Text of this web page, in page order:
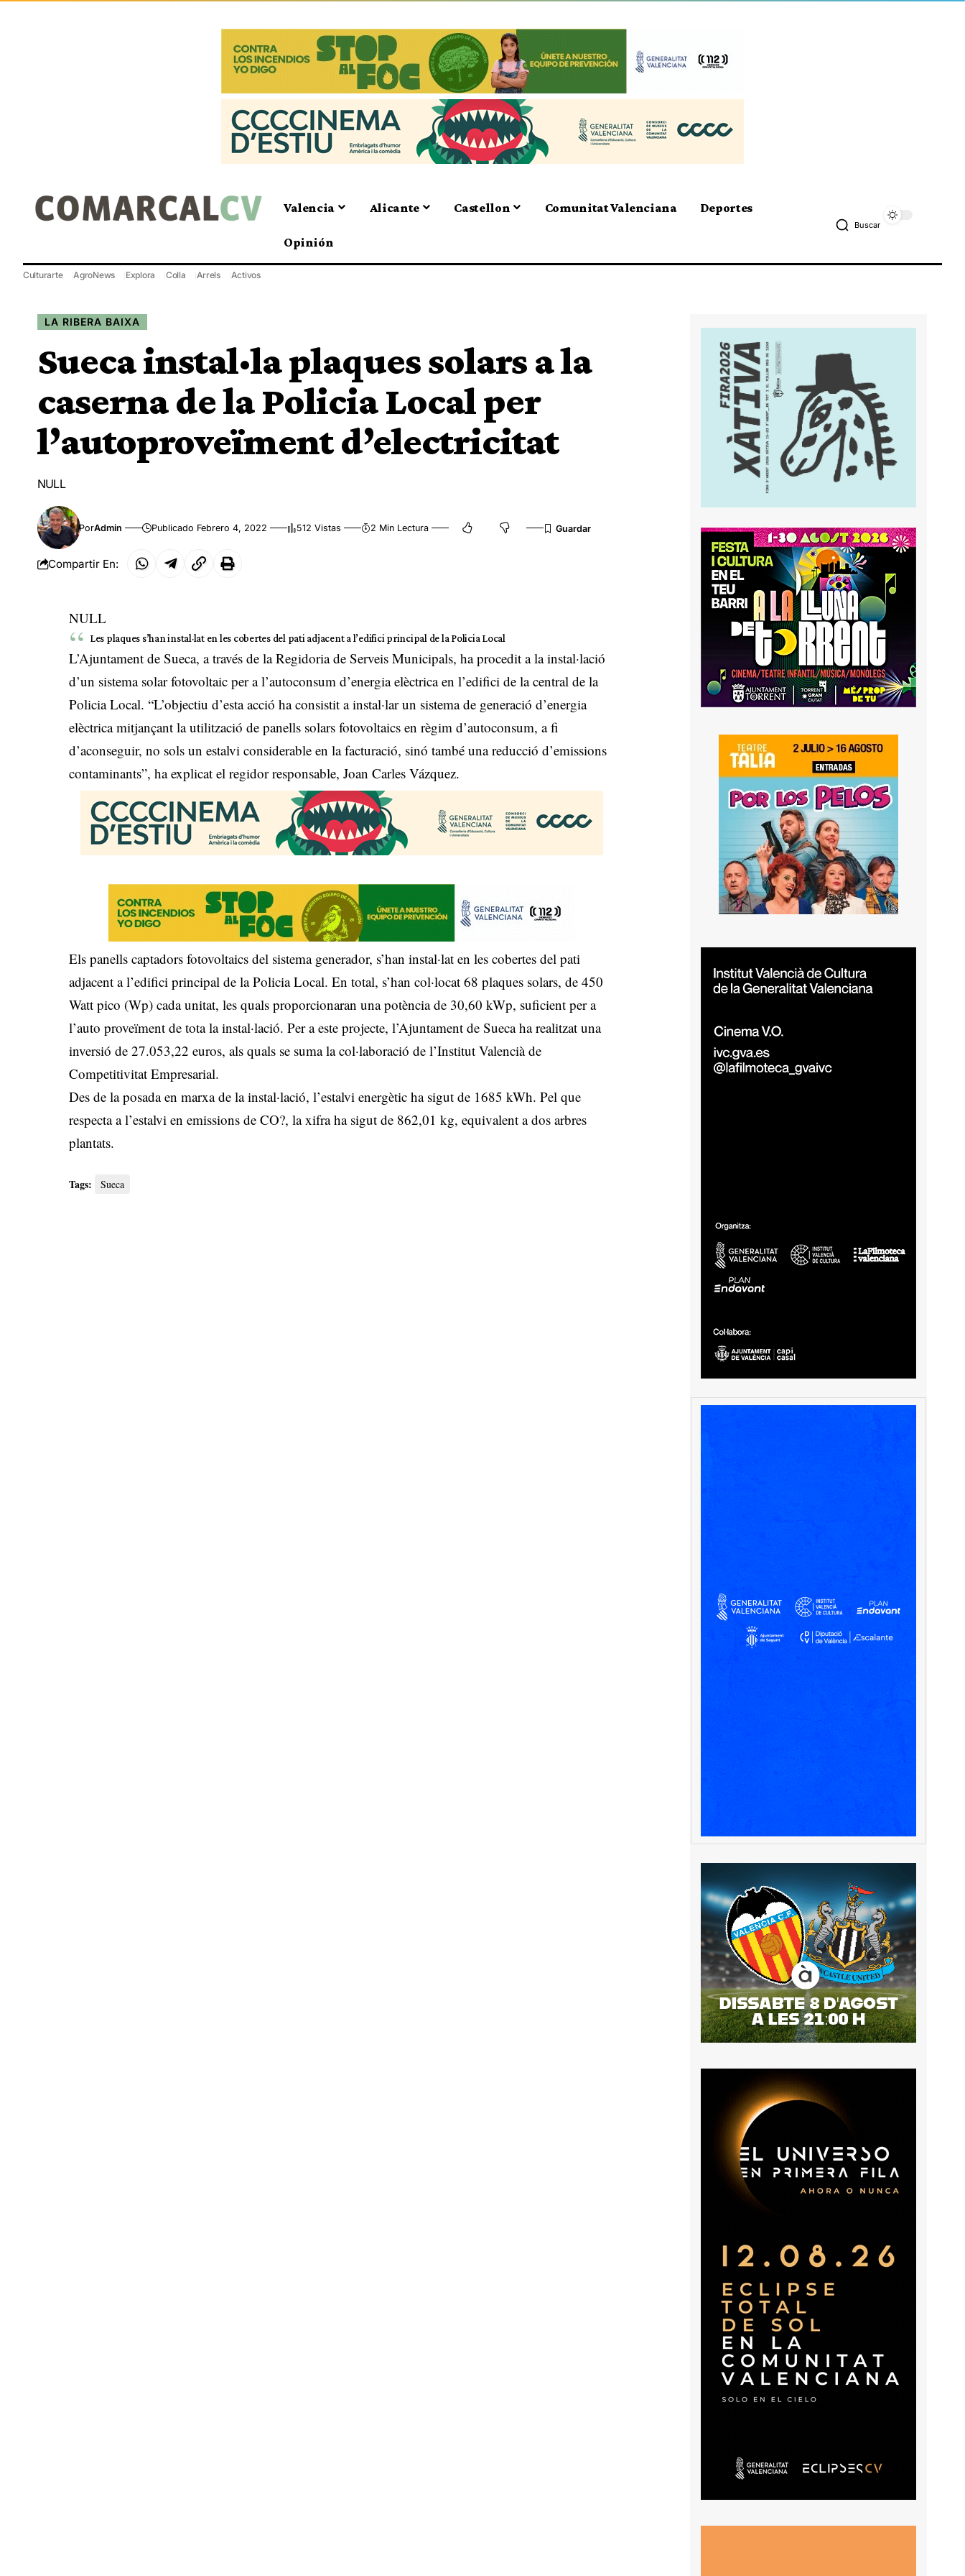
Valencia Alicante Castellon Comunitat Valenciana Deportes
Opinión
Buscar
Culturarte AgroNews Explora Colla Arrels Activos
LA RIBERA BAIXA
Sueca instal·la plaques solars a la
caserna de la Policia Local per
l’autoproveïment d’electricitat
NULL
PorAdmin Publicado Febrero 4, 2022 512 Vistas 2 Min Lectura
Compartir En:
NULL
Les plaques s’han instal·lat en les cobertes del pati adjacent a l’edifici principal de la Policia Local
L’Ajuntament de Sueca, a través de la Regidoria de Serveis Municipals, ha procedit a la instal·lació
d’un sistema solar fotovoltaic per a l’autoconsum d’energia elèctrica en l’edifici de la central de la
Policia Local. “L’objectiu d’esta acció ha consistit a instal·lar un sistema de generació d’energia
elèctrica mitjançant la utilització de panells solars fotovoltaics en règim d’autoconsum, a fi
d’aconseguir, no sols un estalvi considerable en la facturació, sinó també una reducció d’emissions
contaminants”, ha explicat el regidor responsable, Joan Carles Vázquez.
Els panells captadors fotovoltaics del sistema generador, s’han instal·lat en les cobertes del pati
adjacent a l’edifici principal de la Policia Local. En total, s’han col·locat 68 plaques solars, de 450
Watt pico (Wp) cada unitat, les quals proporcionaran una potència de 30,60 kWp, suficient per a
l’auto proveïment de tota la instal·lació. Per a este projecte, l’Ajuntament de Sueca ha realitzat una
inversió de 27.053,22 euros, als quals se suma la col·laboració de l’Institut Valencià de
Competitivitat Empresarial.
Des de la posada en marxa de la instal·lació, l’estalvi energètic ha sigut de 1685 kWh. Pel que
respecta a l’estalvi en emissions de CO?, la xifra ha sigut de 862,01 kg, equivalent a dos arbres
plantats.
Tags: Sueca